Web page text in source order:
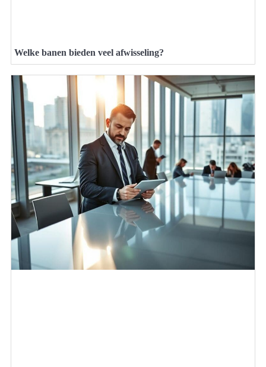
Welke banen bieden veel afwisseling?